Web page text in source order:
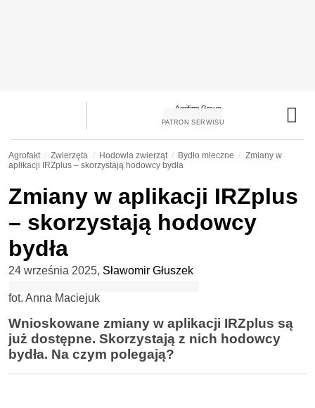
PATRON SERWISU
Agrofakt Zwierzęta Hodowla zwierząt Bydło mleczne
Zmiany w
aplikacji IRZplus – skorzystają hodowcy bydła
Zmiany w aplikacji IRZplus
– skorzystają hodowcy
bydła
24 września 2025, Sławomir Głuszek
fot. Anna Maciejuk
Wnioskowane zmiany w aplikacji IRZplus są
już dostępne. Skorzystają z nich hodowcy
bydła. Na czym polegają?